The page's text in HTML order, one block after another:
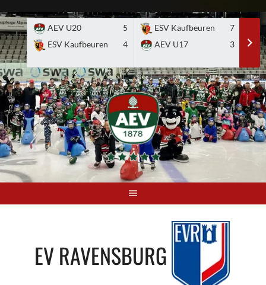
to
content
AEV U20
5
ESV Kaufbeuren
4
ESV Kaufbeuren
7
AEV U17
3
EV RAVENSBURG